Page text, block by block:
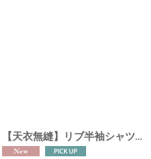
【天衣無縫】リブ半袖シャツ オーガニックコットン 100％ スーピマコットン インナー ボタニカルダイ オフホワイト ピンク グレー